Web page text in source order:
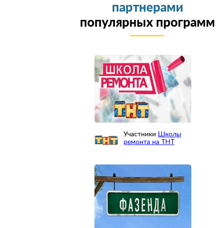
партнерами
популярных программ
Участники Школы
ремонта на ТНТ